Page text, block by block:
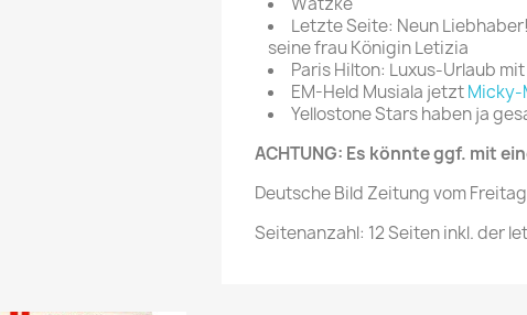
Letzte Seite: Neun
seine frau Königin Letizia
Paris Hilton: Luxus-Urlaub
EM-Held Musiala jetztMicky-
Yellostone Stars haben ja
ACHTUNG: Es könnte ggf. mit
Deutsche Bild Zeitung vom
Seitenanzahl: 12 Seiten inkl. der